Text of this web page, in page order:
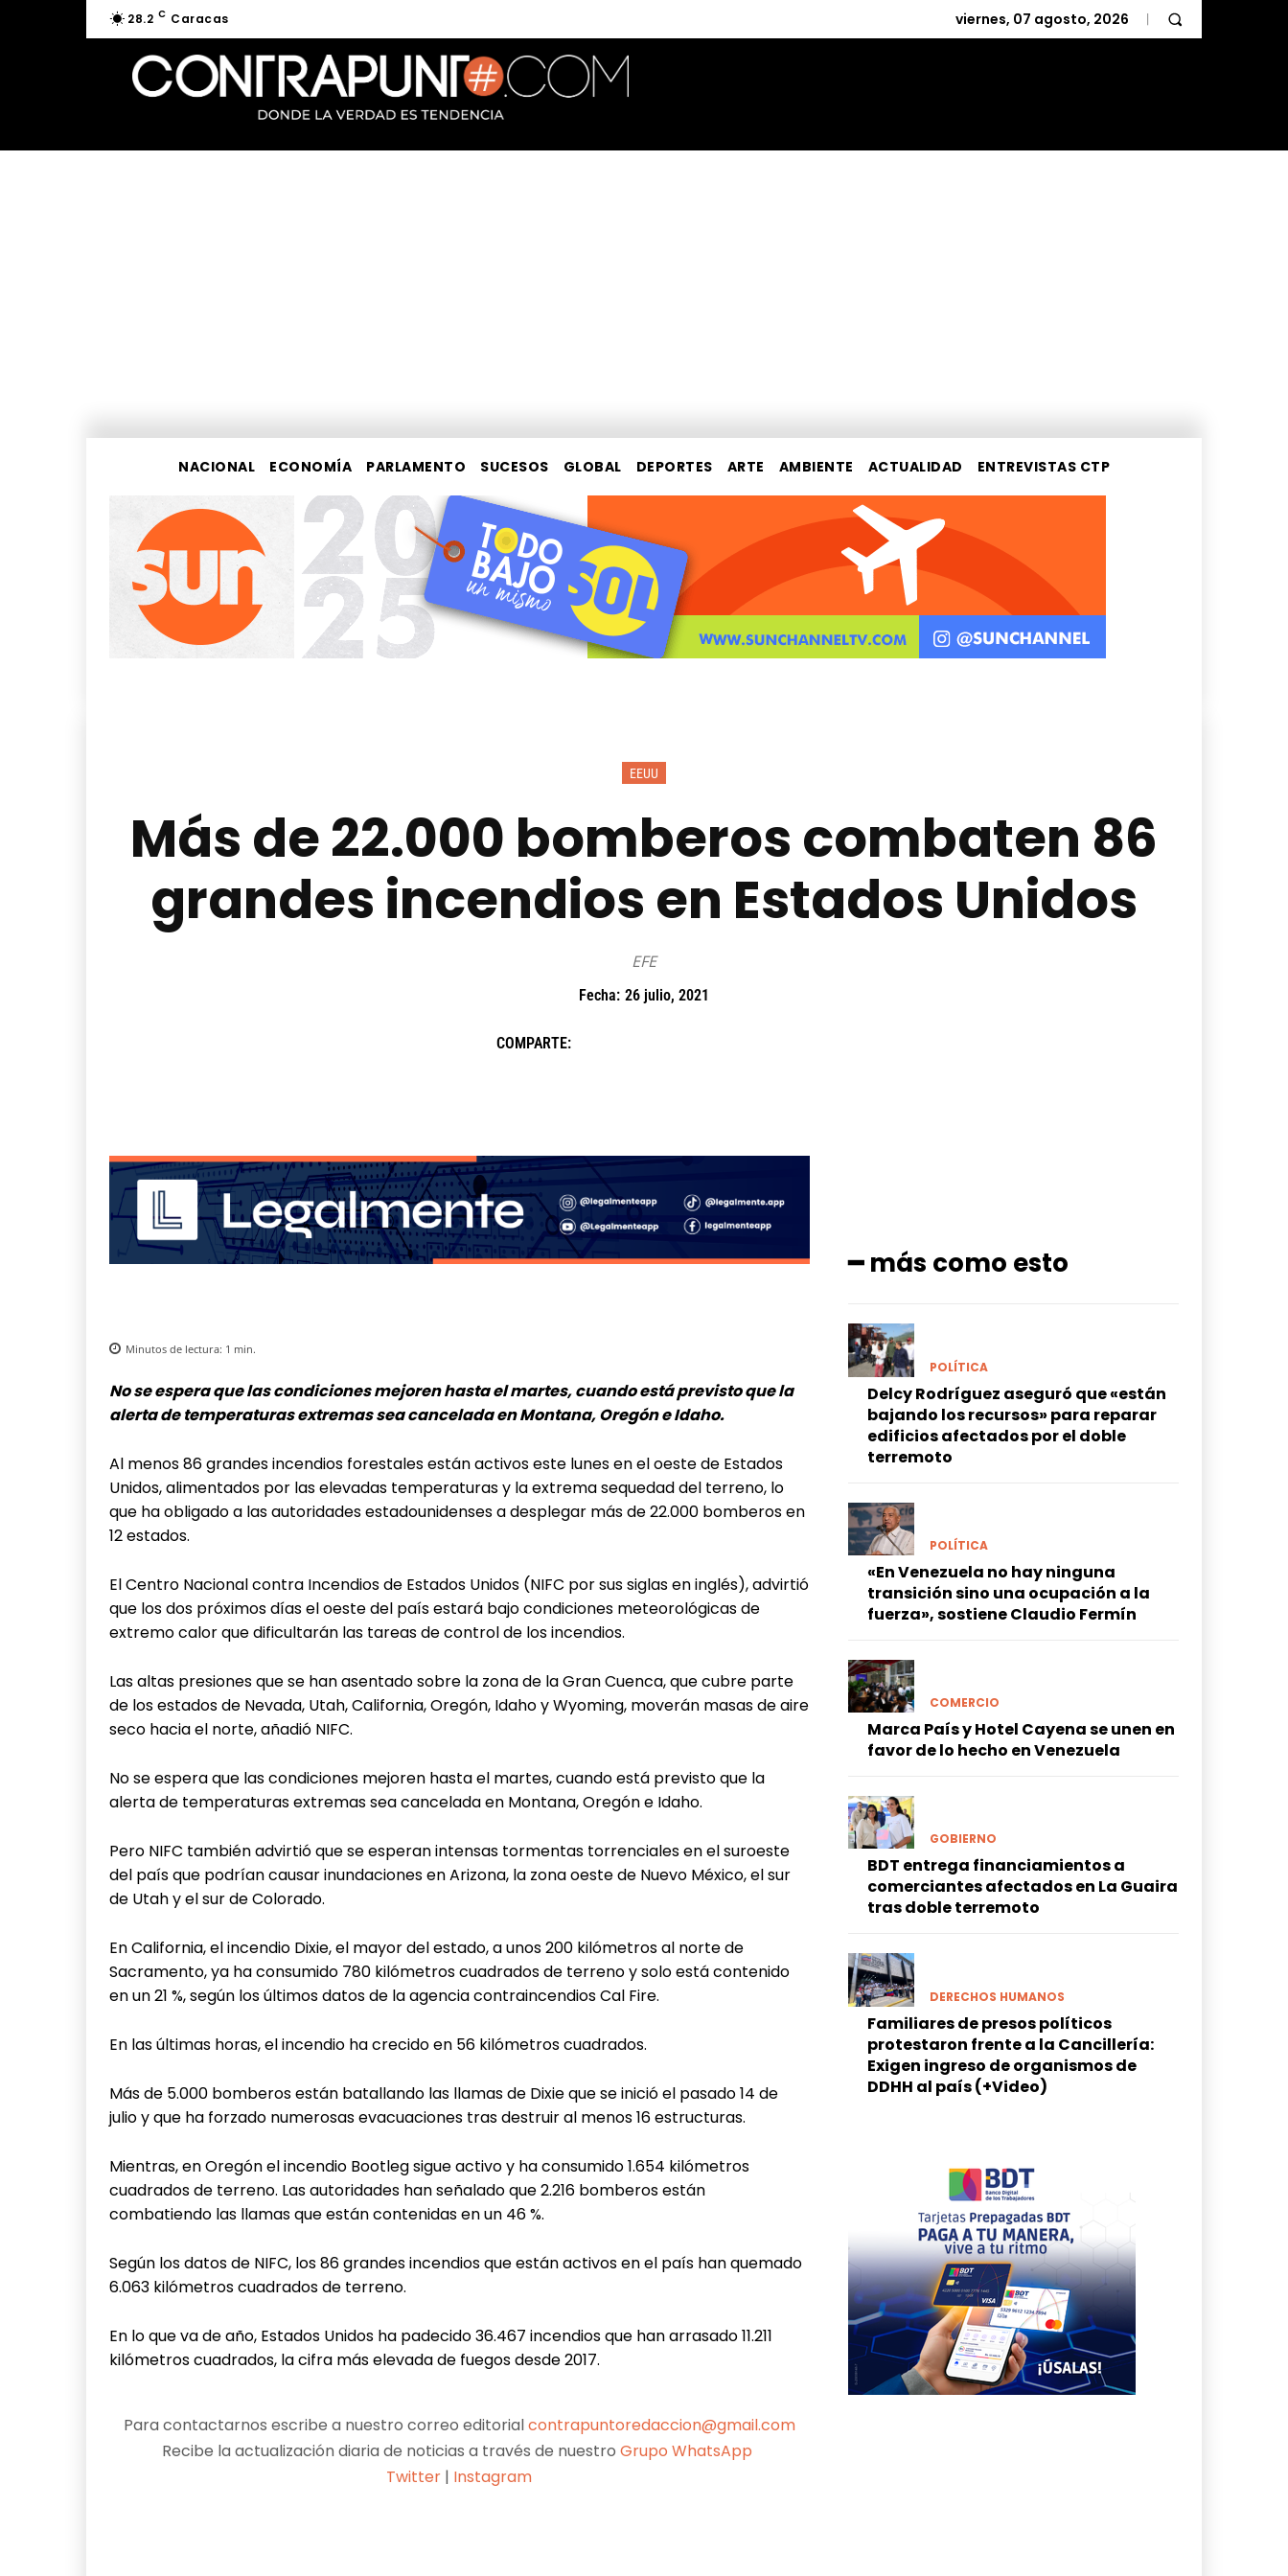
28.2 C Caracas viernes, 07 agosto, 2026
NACIONAL ECONOMÍA PARLAMENTO SUCESOS GLOBAL DEPORTES ARTE AMBIENTE ACTUALIDAD ENTREVISTAS CTP
EEUU
Más de 22.000 bomberos combaten 86
grandes incendios en Estados Unidos
EFE
Fecha: 26 julio, 2021
COMPARTE:
Minutos de lectura: 1 min.
No se espera que las condiciones mejoren hasta el martes, cuando está previsto que la
alerta de temperaturas extremas sea cancelada en Montana, Oregón e Idaho.
Al menos 86 grandes incendios forestales están activos este lunes en el oeste de Estados
Unidos, alimentados por las elevadas temperaturas y la extrema sequedad del terreno, lo
que ha obligado a las autoridades estadounidenses a desplegar más de 22.000 bomberos en
12 estados.
El Centro Nacional contra Incendios de Estados Unidos (NIFC por sus siglas en inglés), advirtió
que los dos próximos días el oeste del país estará bajo condiciones meteorológicas de
extremo calor que dificultarán las tareas de control de los incendios.
Las altas presiones que se han asentado sobre la zona de la Gran Cuenca, que cubre parte
de los estados de Nevada, Utah, California, Oregón, Idaho y Wyoming, moverán masas de aire
seco hacia el norte, añadió NIFC.
No se espera que las condiciones mejoren hasta el martes, cuando está previsto que la
alerta de temperaturas extremas sea cancelada en Montana, Oregón e Idaho.
Pero NIFC también advirtió que se esperan intensas tormentas torrenciales en el suroeste
del país que podrían causar inundaciones en Arizona, la zona oeste de Nuevo México, el sur
de Utah y el sur de Colorado.
En California, el incendio Dixie, el mayor del estado, a unos 200 kilómetros al norte de
Sacramento, ya ha consumido 780 kilómetros cuadrados de terreno y solo está contenido
en un 21 %, según los últimos datos de la agencia contraincendios Cal Fire.
En las últimas horas, el incendio ha crecido en 56 kilómetros cuadrados.
Más de 5.000 bomberos están batallando las llamas de Dixie que se inició el pasado 14 de
julio y que ha forzado numerosas evacuaciones tras destruir al menos 16 estructuras.
Mientras, en Oregón el incendio Bootleg sigue activo y ha consumido 1.654 kilómetros
cuadrados de terreno. Las autoridades han señalado que 2.216 bomberos están
combatiendo las llamas que están contenidas en un 46 %.
Según los datos de NIFC, los 86 grandes incendios que están activos en el país han quemado
6.063 kilómetros cuadrados de terreno.
En lo que va de año, Estados Unidos ha padecido 36.467 incendios que han arrasado 11.211
kilómetros cuadrados, la cifra más elevada de fuegos desde 2017.
Para contactarnos escribe a nuestro correo editorialcontrapuntoredaccion@gmail.com
Recibe la actualización diaria de noticias a través de nuestroGrupo WhatsApp
Twitter | Instagram
━ más como esto
POLÍTICA
Delcy Rodríguez aseguró que «están
bajando los recursos» para reparar
edificios afectados por el doble
terremoto
POLÍTICA
«En Venezuela no hay ninguna
transición sino una ocupación a la
fuerza», sostiene Claudio Fermín
COMERCIO
Marca País y Hotel Cayena se unen en
favor de lo hecho en Venezuela
GOBIERNO
BDT entrega financiamientos a
comerciantes afectados en La Guaira
tras doble terremoto
DERECHOS HUMANOS
Familiares de presos políticos
protestaron frente a la Cancillería:
Exigen ingreso de organismos de
DDHH al país (+Video)